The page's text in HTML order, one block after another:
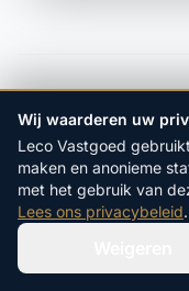
VORIGE
Zeegat
Wij waarderen uw
Leco Vastgoed
maken en anonieme
met het gebruik van
Lees ons privacybeleid.